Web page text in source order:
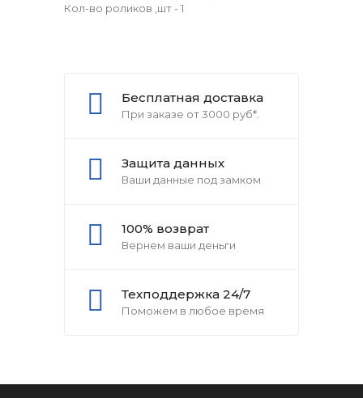
Кол-во роликов ,шт - 1
Бесплатная доставка
При заказе от 3000 руб*.
Защита данных
Ваши данные под замком
100% возврат
Вернем ваши деньги
Техподдержка 24/7
Поможем в любое время